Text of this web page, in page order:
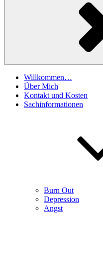
Willkommen…
Über Mich
Kontakt und Kosten
Sachinformationen
Burn Out
Depression
Angst